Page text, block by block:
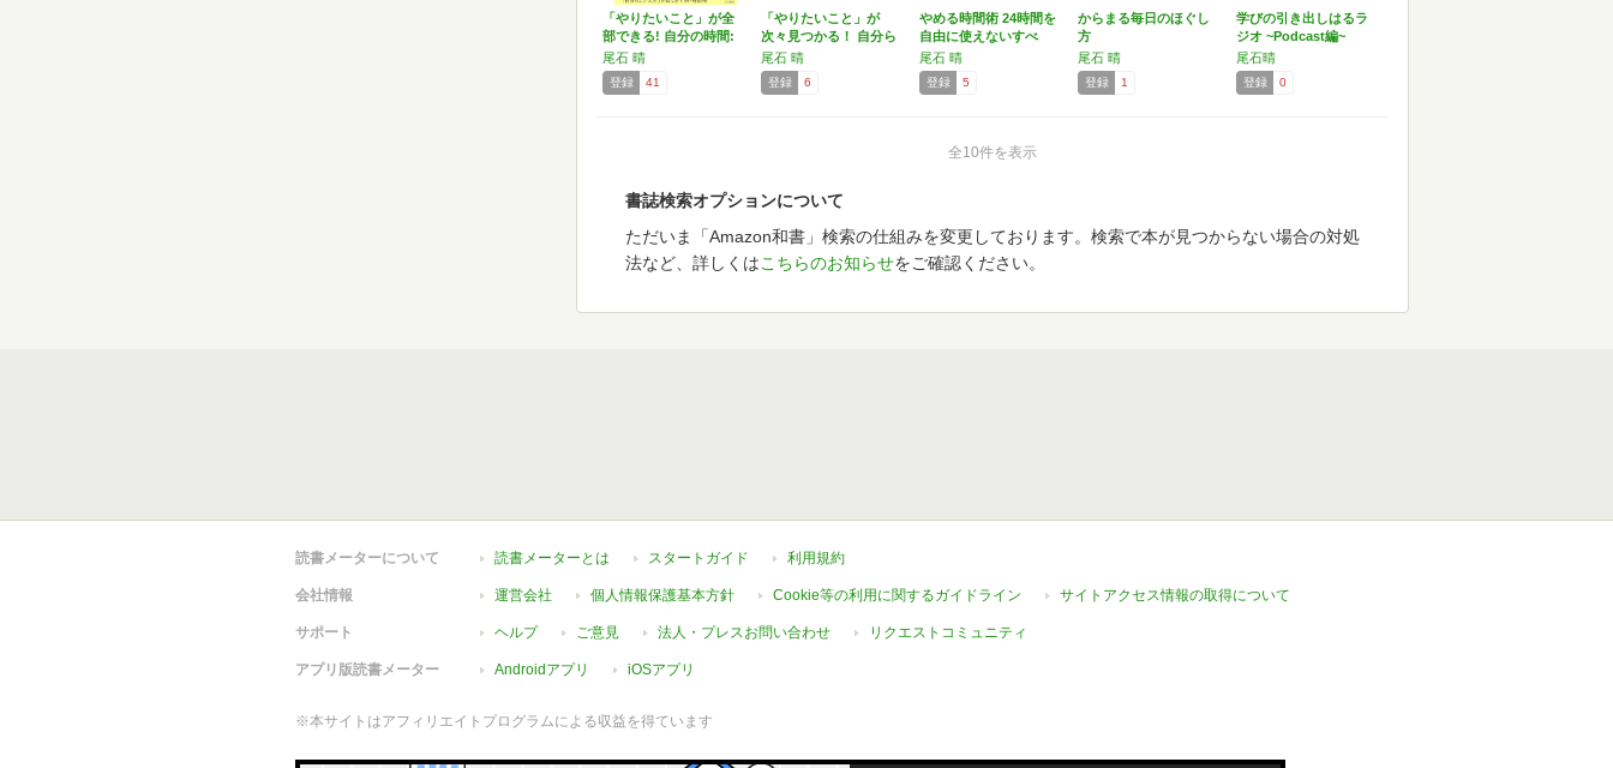
「やりたいこと」が全
部できる! 自分の時間:
…
尾石 晴
登録 41
「やりたいこと」が
次々見つかる！ 自分ら
しく…
尾石 晴
登録 6
やめる時間術 24時間を
自由に使えないすべ
て…
尾石 晴
登録 5
からまる毎日のほぐし
方
尾石 晴
登録 1
学びの引き出しはるラ
ジオ ~Podcast編~
尾石晴
登録 0
全10件を表示
書誌検索オプションについて
ただいま「Amazon和書」検索の仕組みを変更しております。検索で本が見つからない場合の対処
法など、詳しくはこちらのお知らせをご確認ください。
読書メーターについて 読書メーターとは スタートガイド 利用規約
会社情報 運営会社 個人情報保護基本方針 Cookie等の利用に関するガイドライン サイトアクセス情報の取得について
サポート ヘルプ ご意見 法人・プレスお問い合わせ リクエストコミュニティ
アプリ版読書メーター Androidアプリ iOSアプリ
※本サイトはアフィリエイトプログラムによる収益を得ています